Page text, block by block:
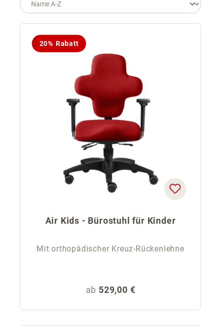
20% Rabatt
Air Kids - Bürostuhl für Kinder
Mit orthopädischer Kreuz-Rückenlehne
Regulärer Preis:
ab 529,00 €